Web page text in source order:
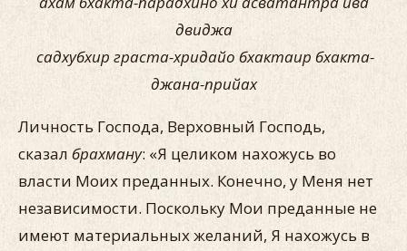
двиджа
садхубхир граста-хридайо бхактаир бхакта-
джана-прийах
Личность Господа, Верховный Господь,
сказал брахману: «Я целиком нахожусь во
власти Моих преданных. Конечно, у Меня нет
независимости. Поскольку Мои преданные не
имеют материальных желаний, Я нахожусь в